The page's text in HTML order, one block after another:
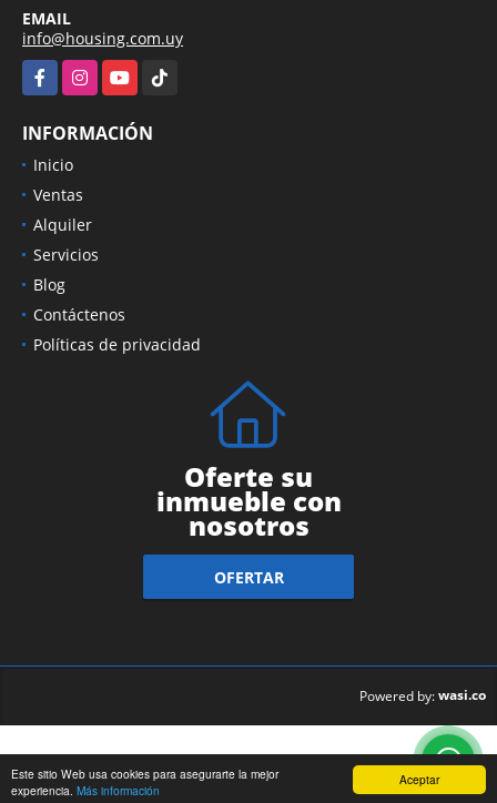
Aceptar
Este sitio Web usa cookies para asegurarte la mejor
experiencia. Más información
EMAIL
info@housing.com.uy
FacebookInstagramYouTubeTikTok
INFORMACIÓN
Inicio
Ventas
Alquiler
Servicios
Blog
Contáctenos
Políticas de privacidad
Oferte su
inmueble con
nosotros
OFERTAR
Powered by:wasi.co